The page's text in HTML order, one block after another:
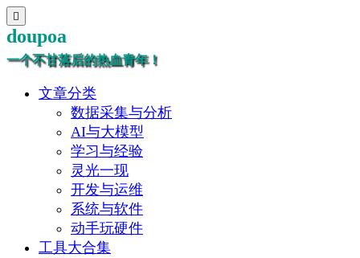

doupoa
一个不甘落后的热血青年！
文章分类
数据采集与分析
AI与大模型
学习与经验
灵光一现
开发与运维
系统与软件
动手玩硬件
工具大合集